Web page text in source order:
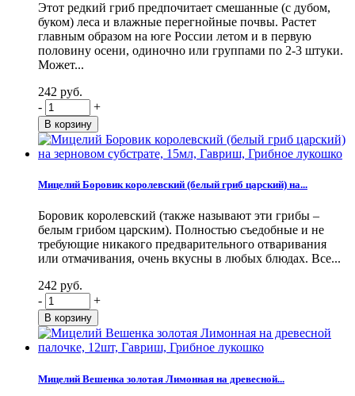
Этот редкий гриб предпочитает смешанные (с дубом,
буком) леса и влажные перегнойные почвы. Растет
главным образом на юге России летом и в первую
половину осени, одиночно или группами по 2-3 штуки.
Может...
242 руб.
-
+
Мицелий Боровик королевский (белый гриб царский) на...
Боровик королевский (также называют эти грибы –
белым грибом царским). Полностью съедобные и не
требующие никакого предварительного отваривания
или отмачивания, очень вкусны в любых блюдах. Все...
242 руб.
-
+
Мицелий Вешенка золотая Лимонная на древесной...